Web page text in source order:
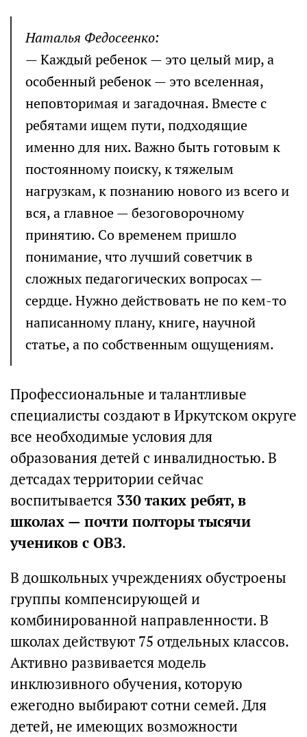
Наталья Федосеенко:
— Каждый ребенок — это целый мир, а
особенный ребенок — это вселенная,
неповторимая и загадочная. Вместе с
ребятами ищем пути, подходящие
именно для них. Важно быть готовым к
постоянному поиску, к тяжелым
нагрузкам, к познанию нового из всего и
вся, а главное — безоговорочному
принятию. Со временем пришло
понимание, что лучший советчик в
сложных педагогических вопросах —
сердце. Нужно действовать не по кем-то
написанному плану, книге, научной
статье, а по собственным ощущениям.
Профессиональные и талантливые
специалисты создают в Иркутском округе
все необходимые условия для
образования детей с инвалидностью. В
детсадах территории сейчас
воспитывается 330 таких ребят, в
школах — почти полторы тысячи
учеников с ОВЗ.
В дошкольных учреждениях обустроены
группы компенсирующей и
комбинированной направленности. В
школах действуют 75 отдельных классов.
Активно развивается модель
инклюзивного обучения, которую
ежегодно выбирают сотни семей. Для
детей, не имеющих возможности